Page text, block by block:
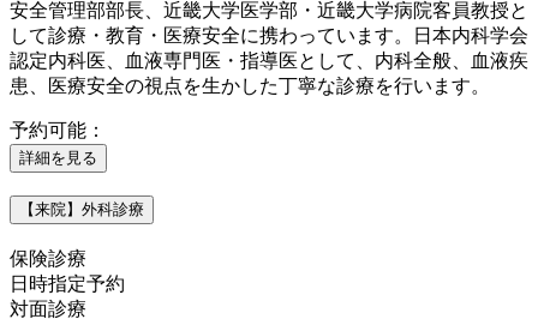
安全管理部部長、近畿大学医学部・近畿大学病院客員教授と
して診療・教育・医療安全に携わっています。日本内科学会
認定内科医、血液専門医・指導医として、内科全般、血液疾
患、医療安全の視点を生かした丁寧な診療を行います。
予約可能：
詳細を見る
【来院】外科診療
保険診療
日時指定予約
対面診療